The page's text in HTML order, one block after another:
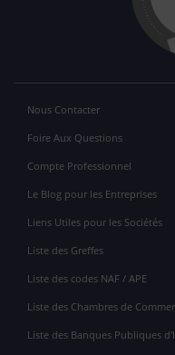
Nous Contacter
Foire Aux Questions
Compte Professionnel
Le Blog pour les Entreprises
Liens Utiles pour les Sociétés
Liste des Greffes
Liste des codes NAF / APE
Liste des Chambres de
Liste des Banques Publiques